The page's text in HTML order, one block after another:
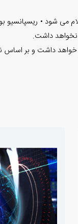
می شود •
نخواهد داشت.
خواهد داشت و بر